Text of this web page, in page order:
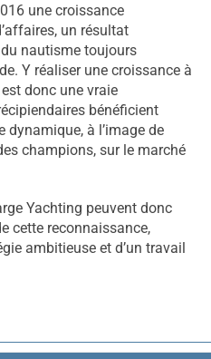
une croissance
un résultat
nautisme toujours
Y réaliser une croissance à
donc une vraie
bénéficient
dynamique, à l’image de
champions, sur le marché
Yachting peuvent donc
cette reconnaissance,
ambitieuse et d’un travail
Nécessaire
Ces cookies ne
sont pas
facultatifs. Ils